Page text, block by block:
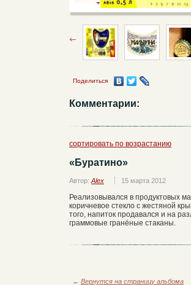
Поделиться
Комментарии:
сортировать по возрастанию
«Буратино»
Автор: Alex 15 марта 2012
Реализовывался в продуктовых
коричневое стекло с жестяной
того, напиток продавался и на
граммовые гранёные стаканы.
← Вернутся на страницу альбома